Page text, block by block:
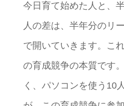
今日育て始めた人と、
人の差は、半年分のリ
で開いていきます。こ
の育成競争の本質です
く、パソコンを使う10